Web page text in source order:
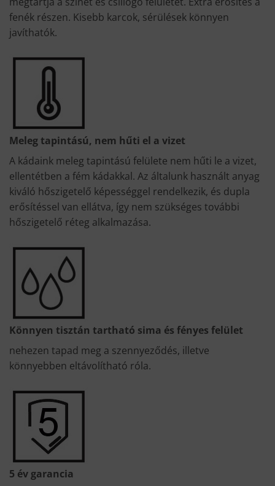
fenék részen. Kisebb karcok, sérülések könnyen
javíthatók.
Meleg tapintású, nem hűti el a vizet
A kádaink meleg tapintású felülete nem hűti le a vizet,
ellentétben a fém kádakkal. Az általunk használt anyag
kiváló hőszigetelő képességgel rendelkezik, és dupla
erősítéssel van ellátva, így nem szükséges további
hőszigetelő réteg alkalmazása.
Könnyen tisztán tartható sima és fényes felület
nehezen tapad meg a szennyeződés, illetve
könnyebben eltávolítható róla.
5 év garancia